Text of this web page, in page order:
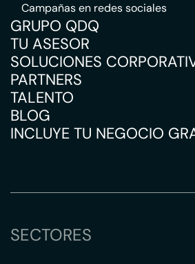
Campañas en redes sociales
GRUPO QDQ
TU ASESOR
SOLUCIONES
PARTNERS
TALENTO
BLOG
INCLUYE TU NEGOCIO
SECTORES